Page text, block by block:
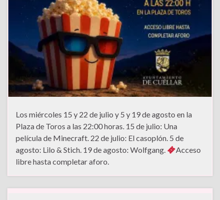
Los miércoles 15 y 22 de julio y 5 y 19 de agosto en la
Plaza de Toros a las 22:00 horas. 15 de julio: Una
película de Minecraft. 22 de julio: El casoplón. 5 de
agosto: Lilo & Stich. 19 de agosto: Wolfgang.
Acceso
libre hasta completar aforo.